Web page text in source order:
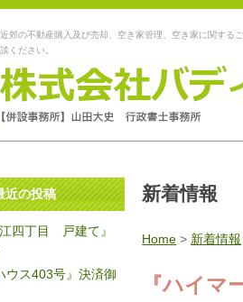
郊の不動産購入及び売却、空き家管理、空き家に関する
ください。
新着情報
Home > 新着情報
『ハイマ
近の投稿
江四丁目 戸建て』
ウス403号』決済御